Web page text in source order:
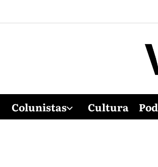
Colunistas Cultura